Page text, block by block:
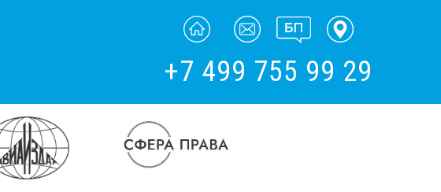
+7 499 755 99 29